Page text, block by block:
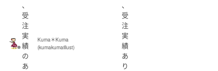
、
受
注
実
績
の
あ
Kuma＊Kuma
(kumakumaillust)
、
受
注
実
績
あ
り